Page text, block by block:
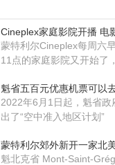
Cineplex家庭影院开播 电
蒙特利尔Cineplex每周六
11点的家庭影院又开始了，
魁省五百元优惠机票可以
2022年6月1日起，魁省政
出了“空中准入地区计划”
蒙特利尔郊外新开一家北
魁北克省 Mont-Saint-